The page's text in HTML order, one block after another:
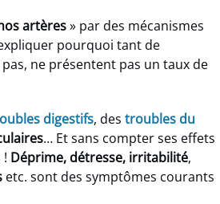
artères» par des mécanismes
pourquoi tant de
ne présentent pas un taux de
digestifs, des troubles du
… Et sans compter ses effets
Déprime, détresse, irritabilité,
etc. sont des symptômes courants